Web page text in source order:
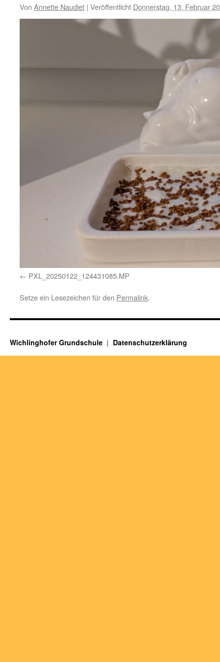
Von Annette Naudiet | Veröffentlicht Donnerstag, 13. Februar
PXL_20250122_124431085.MP
Setze ein Lesezeichen für den Permalink.
Wichlinghofer Grundschule Datenschutzerklärung